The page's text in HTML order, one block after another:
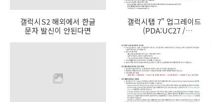
갤럭시S2 해외에서 한글
문자 발신이 안된다면
갤럭시탭 7" 업그레이드
(PDA:UC27 /